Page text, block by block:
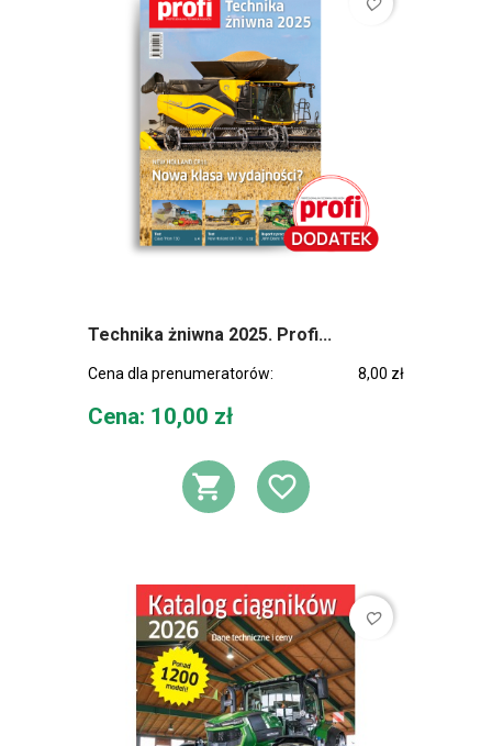
favorite_border
Technika żniwna 2025. Profi...
Cena dla prenumeratorów: 8,00 zł
Cena
Cena: 10,00 zł
DODAJ DO
DODAJ DO
favorite_border